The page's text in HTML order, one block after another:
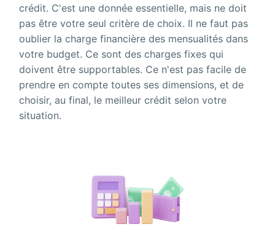
crédit. C'est une donnée essentielle, mais ne doit
pas être votre seul critère de choix. Il ne faut pas
oublier la charge financière des mensualités dans
votre budget. Ce sont des charges fixes qui
doivent être supportables. Ce n'est pas facile de
prendre en compte toutes ses dimensions, et de
choisir, au final, le meilleur crédit selon votre
situation.